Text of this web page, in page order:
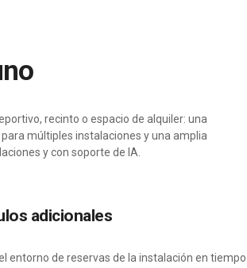
recinto o espacio de alquiler: una
múltiples instalaciones y una amplia
y con soporte de IA.
adicionales
entorno de reservas de la instalación en tiempo